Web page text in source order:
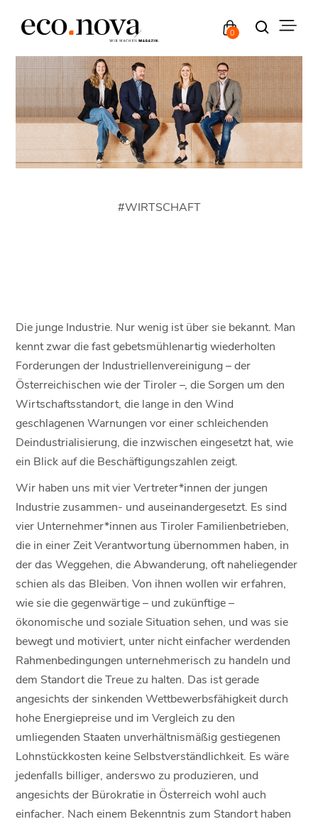
0
#WIRTSCHAFT
Die junge Industrie. Nur wenig ist über sie bekannt. Man
kennt zwar die fast gebetsmühlenartig wiederholten
Forderungen der Industriellenvereinigung – der
Österreichischen wie der Tiroler –, die Sorgen um den
Wirtschaftsstandort, die lange in den Wind
geschlagenen Warnungen vor einer schleichenden
Deindustrialisierung, die inzwischen eingesetzt hat, wie
ein Blick auf die Beschäftigungszahlen zeigt.
Wir haben uns mit vier Vertreter*innen der jungen
Industrie zusammen- und auseinandergesetzt. Es sind
vier Unternehmer*innen aus Tiroler Familienbetrieben,
die in einer Zeit Verantwortung übernommen haben, in
der das Weggehen, die Abwanderung, oft naheliegender
schien als das Bleiben. Von ihnen wollen wir erfahren,
wie sie die gegenwärtige – und zukünftige –
ökonomische und soziale Situation sehen, und was sie
bewegt und motiviert, unter nicht einfacher werdenden
Rahmenbedingungen unternehmerisch zu handeln und
dem Standort die Treue zu halten. Das ist gerade
angesichts der sinkenden Wettbewerbsfähigkeit durch
hohe Energiepreise und im Vergleich zu den
umliegenden Staaten unverhältnismäßig gestiegenen
Lohnstückkosten keine Selbstverständlichkeit. Es wäre
jedenfalls billiger, anderswo zu produzieren, und
angesichts der Bürokratie in Österreich wohl auch
einfacher. Nach einem Bekenntnis zum Standort haben